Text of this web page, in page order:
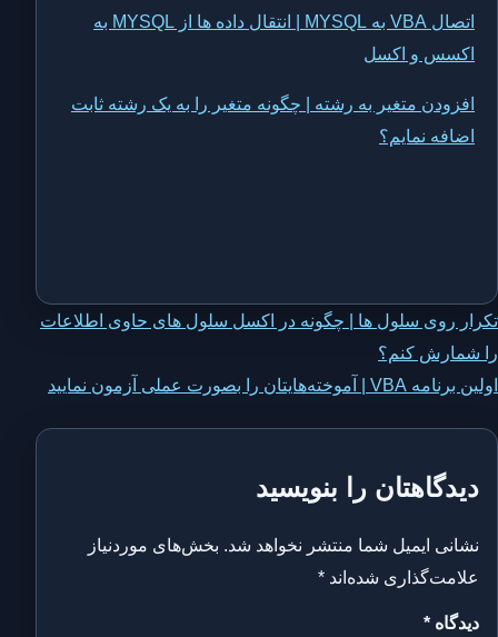
اتصال VBA به MYSQL | انتقال داده ها از MYSQL به
اکسس و اکسل
افزودن متغیر به رشته | چگونه متغیر را به یک رشته ثابت
اضافه نمایم؟
راهبری
نوشته
تکرار روی سلول ها | چگونه در اکسل سلول های حاوی اطلاعات
را شمارش کنم؟
اولین برنامه VBA | آموخته‌هایتان را بصورت عملی آزمون نمایید
دیدگاهتان را بنویسید
نشانی ایمیل شما منتشر نخواهد شد. بخش‌های موردنیاز
علامت‌گذاری شده‌اند *
دیدگاه *